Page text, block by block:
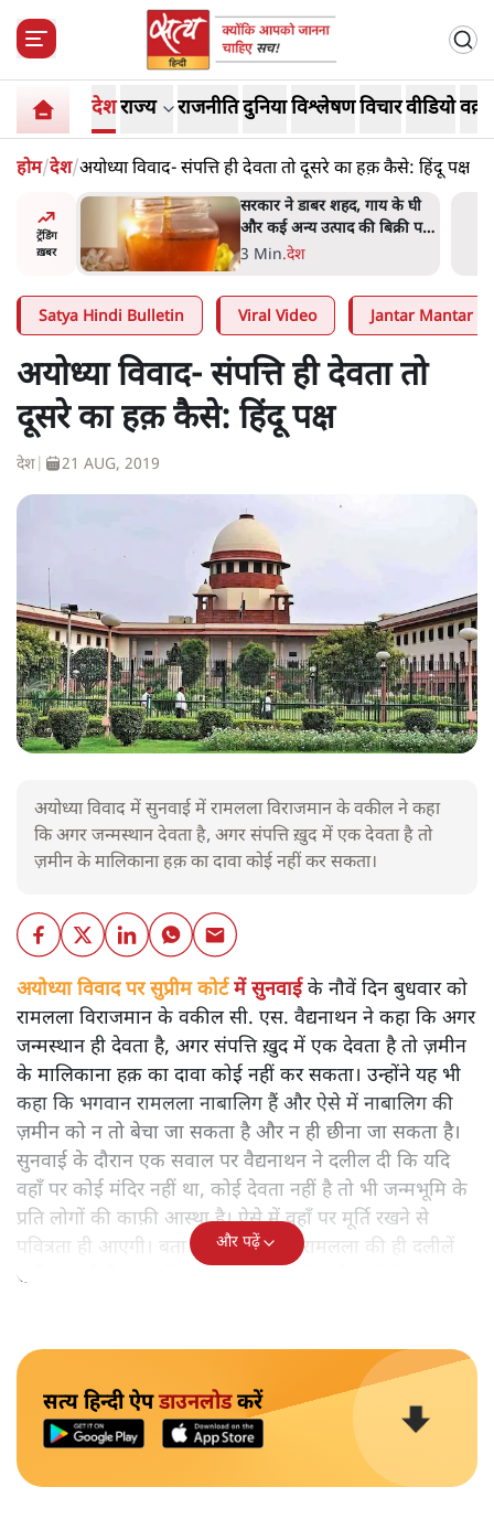
देशराज्य राजनीतिदुनियाविश्लेषणविचारवीडियो
होम/देश/अयोध्या विवाद- संपत्ति ही देवता तो दूसरे का हक़ कैसे: हिंदू पक्ष
ट्रेंडिंग
ख़बर
शहद, गाय के घी
की बिक्री पर
'महाराष्ट्र में गैर बीजेपी वोटरों के
नामों को काटने की बड़ी साज़िश'-
रोहित पवार का आरोप
4 Min
Satya Hindi Bulletin Viral Video Jantar Mantar
अयोध्या विवाद- संपत्ति ही देवता तो
दूसरे का हक़ कैसे: हिंदू पक्ष
देश 21 AUG, 2019
अयोध्या विवाद में सुनवाई में रामलला विराजमान के वकील ने कहा
कि अगर जन्मस्थान देवता है, अगर संपत्ति ख़ुद में एक देवता है तो
ज़मीन के मालिकाना हक़ का दावा कोई नहीं कर सकता।
अयोध्या विवाद पर सुप्रीम कोर्टमें सुनवाईके नौवें दिन बुधवार को
रामलला विराजमान के वकील सी. एस. वैद्यनाथन ने कहा कि अगर
जन्मस्थान ही देवता है, अगर संपत्ति ख़ुद में एक देवता है तो ज़मीन
के मालिकाना हक़ का दावा कोई नहीं कर सकता। उन्होंने यह भी
कहा कि भगवान रामलला नाबालिग हैं और ऐसे में नाबालिग की
ज़मीन को न तो बेचा जा सकता है और न ही छीना जा सकता है।
सुनवाई के दौरान एक सवाल पर वैद्यनाथन ने दलील दी कि यदि
वहाँ पर कोई मंदिर नहीं था, कोई देवता नहीं है तो भी जन्मभूमि के
प्रति लोगों की काफ़ी आस्था है। ऐसे में वहाँ पर मूर्ति रखने से
पवित्रता ही आएगी। बता दें कि फ़िलहाल रामलला की ही दलीलें
सुनी जा रही हैं। बाद में दूसरे पक्ष की दलीलें सुनी जाएँगी।
और पढ़ें
सत्य हिन्दी ऐपडाउनलोडकरें